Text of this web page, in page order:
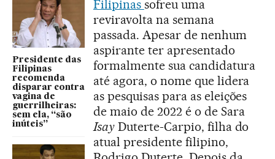
Presidente das
Filipinas
recomenda
disparar contra
vagina de
guerrilheiras:
sem ela, “são
inúteis”
Filipinas sofreu uma
reviravolta na semana
passada. Apesar de nenhum
aspirante ter apresentado
formalmente sua candidatura
até agora, o nome que lidera
as pesquisas para as eleições
de maio de 2022 é o de Sara
IsayDuterte-Carpio, filha do
atual presidente filipino,